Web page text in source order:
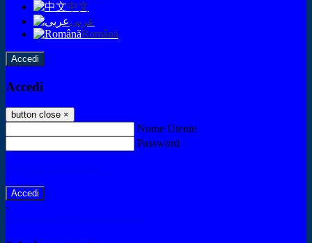
中文
عربى
Română
Accedi
Accedi
button close ×
Nome Utente
Password
-